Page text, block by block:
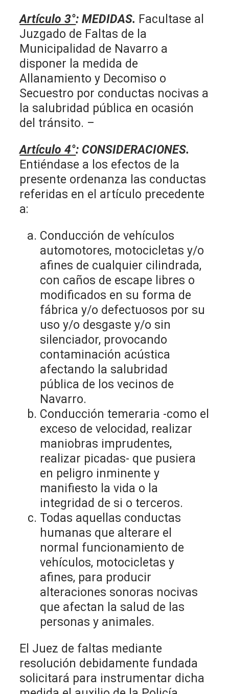
Artículo 3°:MEDIDAS. Facultase al
Juzgado de Faltas de la
Municipalidad de Navarro a
disponer la medida de
Allanamiento y Decomiso o
Secuestro por conductas nocivas a
la salubridad pública en ocasión
del tránsito. –
Artículo 4°: CONSIDERACIONES.
Entiéndase a los efectos de la
presente ordenanza las conductas
referidas en el artículo precedente
a:
Conducción de vehículos
automotores, motocicletas y/o
afines de cualquier cilindrada,
con caños de escape libres o
modificados en su forma de
fábrica y/o defectuosos por su
uso y/o desgaste y/o sin
silenciador, provocando
contaminación acústica
afectando la salubridad
pública de los vecinos de
Navarro.
Conducción temeraria -como el
exceso de velocidad, realizar
maniobras imprudentes,
realizar picadas- que pusiera
en peligro inminente y
manifiesto la vida o la
integridad de si o terceros.
Todas aquellas conductas
humanas que alterare el
normal funcionamiento de
vehículos, motocicletas y
afines, para producir
alteraciones sonoras nocivas
que afectan la salud de las
personas y animales.
El Juez de faltas mediante
resolución debidamente fundada
solicitará para instrumentar dicha